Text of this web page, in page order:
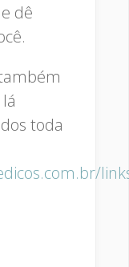
dê
toda